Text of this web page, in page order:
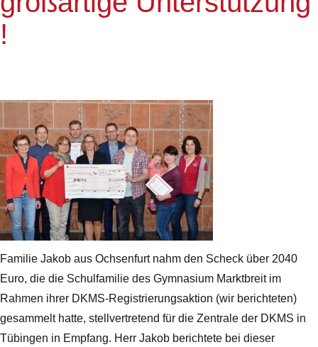
!
Familie Jakob aus Ochsenfurt nahm den Scheck über 2040
Euro, die die Schulfamilie des Gymnasium Marktbreit im
Rahmen ihrer DKMS-Registrierungsaktion (wir berichteten)
gesammelt hatte, stellvertretend für die Zentrale der DKMS in
Tübingen in Empfang. Herr Jakob berichtete bei dieser